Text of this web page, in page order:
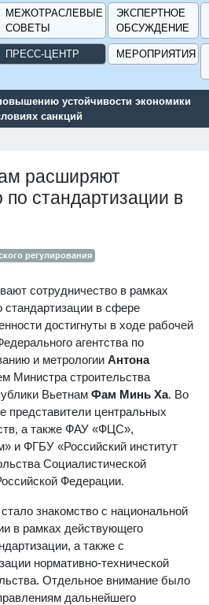
МЕЖОТРАСЛЕВЫЕ
СОВЕТЫ
ЭКСПЕРТНОЕ
ОБСУЖДЕНИЕ
ПРЕСС-ЦЕНТР МЕРОПРИЯТИЯ
устойчивости экономики
санкций
расширяют
по стандартизации в
регулирования
сотрудничество в рамках
стандартизации в сфере
достигнуты в ходе рабочей
агентства по
и метрологии Антона
Министра строительства
Вьетнам Фам Минь Ха. Во
представители центральных
а также ФАУ «ФЦС»,
и ФГБУ «Российский институт
Социалистической
Федерации.
знакомство с национальной
в рамках действующего
а также с
нормативно-технической
Отдельное внимание было
дальнейшего